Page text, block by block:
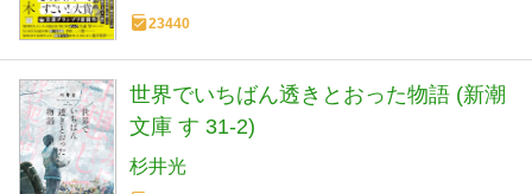
23440
世界でいちばん透きとおった物語 (新潮
文庫 す 31-2)
杉井光